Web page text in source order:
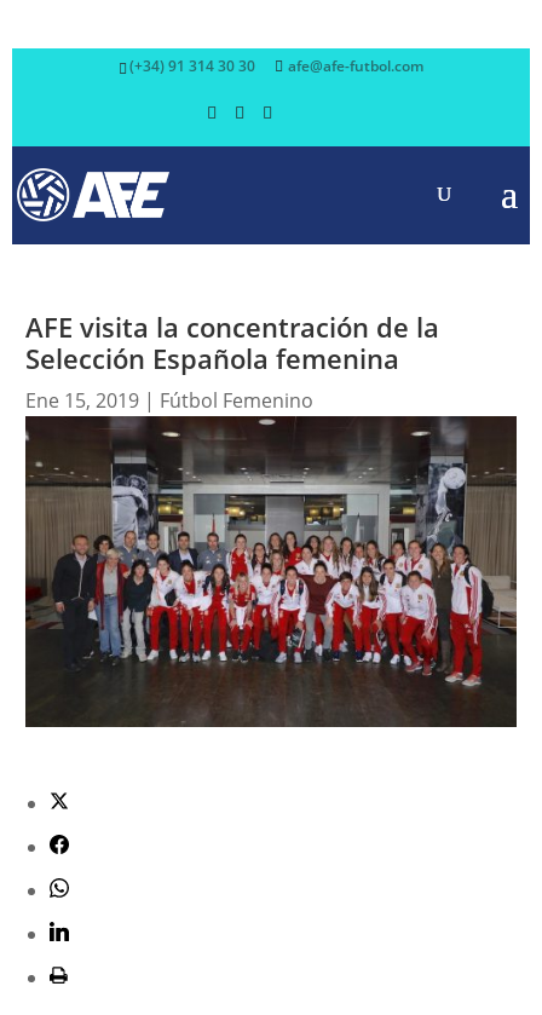
(+34) 91 314 30 30 afe@afe-futbol.com
AFE visita la concentración de la
Selección Española femenina
Ene 15, 2019| Fútbol Femenino